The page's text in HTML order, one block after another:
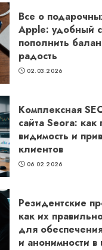
Все о
Apple: удобный
пополнить
радость
02.03.2026
Комплексная
сайта Seora: как
видимость и
клиентов
06.02.2026
Резидентские
как их
для
и анонимности в